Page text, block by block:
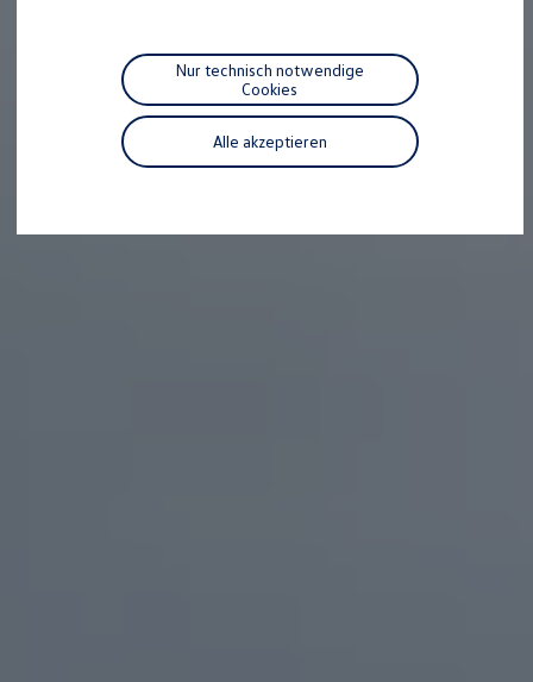
Individualisieren
Wallbox und Ladekabel
Digitale Extras
Dienste für Ihr Modell finden
Volkswagen Apps, Login und Shop
Handy und Fahrzeug verbinden
Vorgängermodelle
Alle akzeptieren
Nur technisch notwendige
Cookies